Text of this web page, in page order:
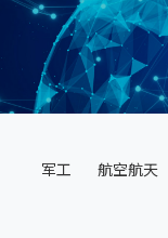
军工 航空航天